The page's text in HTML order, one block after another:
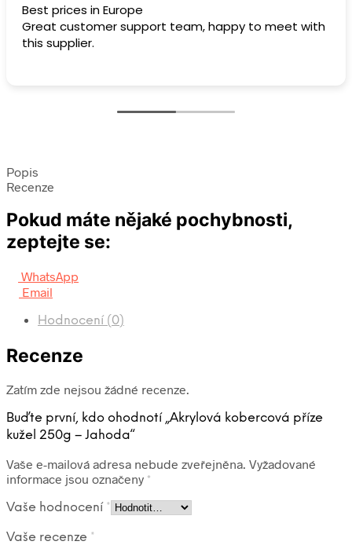
Best prices in Europe
Great customer support team, happy to meet with
this supplier.
Popis
Recenze
Pokud máte nějaké pochybnosti,
zeptejte se:
WhatsApp
Email
Hodnocení (0)
Recenze
Zatím zde nejsou žádné recenze.
Buďte první, kdo ohodnotí „Akrylová kobercová příze
kužel 250g – Jahoda“
Vaše e-mailová adresa nebude zveřejněna. Vyžadované
informace jsou označeny *
Vaše hodnocení *
Vaše recenze *